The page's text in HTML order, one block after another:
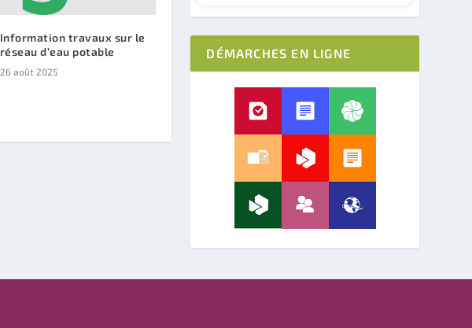
Information travaux sur le
réseau d’eau potable
26 août 2025
DÉMARCHES EN LIGNE